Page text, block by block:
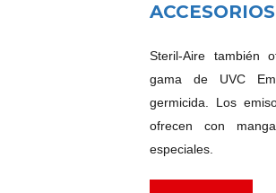
Steril-Aire también
gama de UVC
germicida. Los
ofrecen con
especiales.